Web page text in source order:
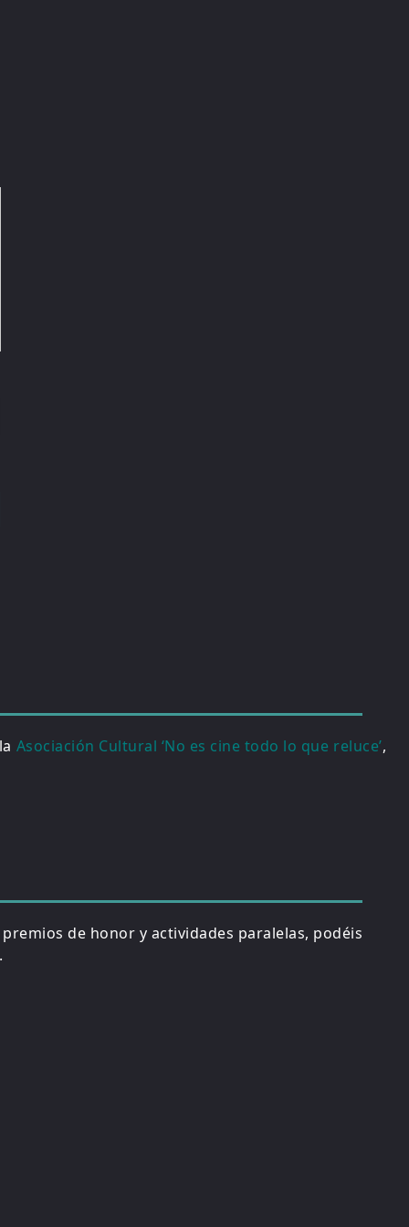
Asociación Cultural ‘No es cine todo lo que reluce’,
de honor y actividades paralelas, podéis